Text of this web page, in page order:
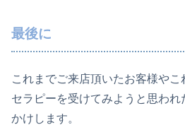
最後に
これまでご来店頂いたお客様や
セラピーを受けてみようと思わ
かけします。